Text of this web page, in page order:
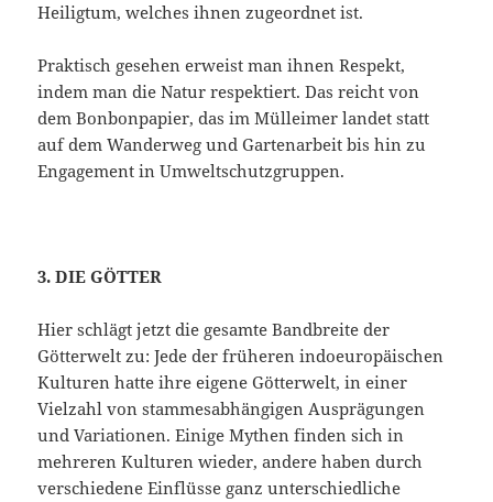
Heiligtum, welches ihnen zugeordnet ist.
Praktisch gesehen erweist man ihnen Respekt,
indem man die Natur respektiert. Das reicht von
dem Bonbonpapier, das im Mülleimer landet statt
auf dem Wanderweg und Gartenarbeit bis hin zu
Engagement in Umweltschutzgruppen.
3. DIE GÖTTER
Hier schlägt jetzt die gesamte Bandbreite der
Götterwelt zu: Jede der früheren indoeuropäischen
Kulturen hatte ihre eigene Götterwelt, in einer
Vielzahl von stammesabhängigen Ausprägungen
und Variationen. Einige Mythen finden sich in
mehreren Kulturen wieder, andere haben durch
verschiedene Einflüsse ganz unterschiedliche